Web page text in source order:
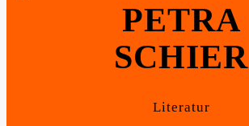
PETRA
SCHIER
Literatur